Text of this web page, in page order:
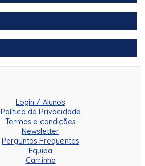
Login / Alunos
Política de Privacidade
Termos e condições
Newsletter
Perguntas Frequentes
Equipa
Carrinho